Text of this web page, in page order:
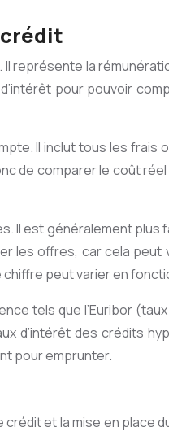
représente la
pour pouvoir
Il inclut tous les
de comparer le coût
Il est généralement
les offres, car cela
chiffre peut varier en
tels que l’Euribor
d’intérêt des crédits
pour emprunter.
et la mise en place